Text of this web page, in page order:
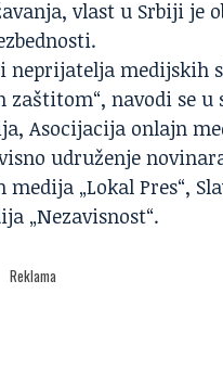
vlast u Srbiji je
medijskih
navodi se u
Asocijacija onlajn
udruženje
„Lokal Pres“,
„Nezavisnost“.
Reklama